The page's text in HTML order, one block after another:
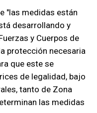
"las medidas están
desarrollando y
y Cuerpos de
protección necesaria
que este se
de legalidad, bajo
tanto de Zona
las medidas